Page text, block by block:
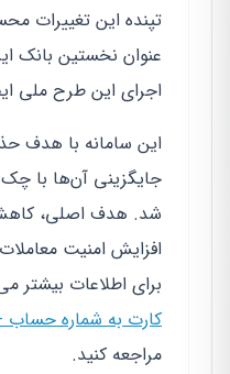
تپنده این تغییرات
عنوان نخستین بانک
اجرای این طرح ملی
این سامانه با هدف
جایگزینی آن‌ها با
شد. هدف اصلی،
افزایش امنیت
برای اطلاعات بیشتر
کارت به شماره حساب
مراجعه کنید.